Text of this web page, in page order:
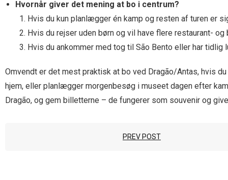
Hvornår giver det mening at bo i centrum?
Hvis du kun planlægger én kamp og resten af turen er
Hvis du rejser uden børn og vil have flere restaurant-
Hvis du ankommer med tog til São Bento eller har
Omvendt er det mest praktisk at bo ved Dragão/Antas, hvis
hjem, eller planlægger morgenbesøg i museet dagen efter
Dragão, og gem billetterne – de fungerer som souvenir og
PREV POST